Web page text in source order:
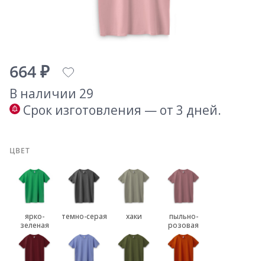
664 ₽
В наличии 29
Срок изготовления — от 3 дней.
ЦВЕТ
ярко-
зеленая
темно-серая хаки
пыльно-
розовая